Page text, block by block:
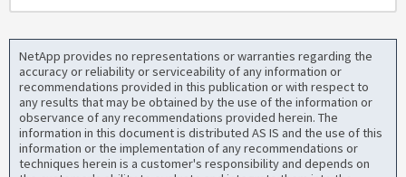
NetApp provides no representations or warranties regarding the
accuracy or reliability or serviceability of any information or
recommendations provided in this publication or with respect to
any results that may be obtained by the use of the information or
observance of any recommendations provided herein. The
information in this document is distributed AS IS and the use of this
information or the implementation of any recommendations or
techniques herein is a customer's responsibility and depends on